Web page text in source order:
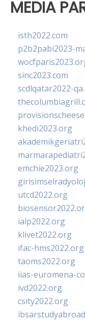
MEDIA
isth2022.com
p2b2pabi2023-
sinc2023.com
scdlqatar2022-
khedi2023.org
emchie2023.org
utcd2022.org
ialp2022.org
klivet2022.org
ifac-hms2022.org
taoms2022.org
iias-euromena-
ivd2022.org
csity2022.org